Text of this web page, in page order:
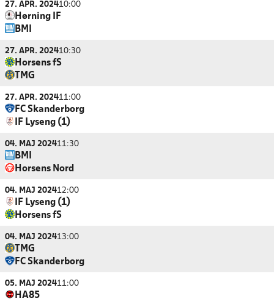
27. APR. 202410:00
Hørning IF
BMI
27. APR. 202410:30
Horsens fS
TMG
27. APR. 202411:00
FC Skanderborg
IF Lyseng (1)
04. MAJ 202411:30
BMI
Horsens Nord
04. MAJ 202412:00
IF Lyseng (1)
Horsens fS
04. MAJ 202413:00
TMG
FC Skanderborg
05. MAJ 202411:00
HA85